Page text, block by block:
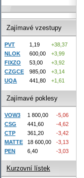
Zajímavé vzestupy
PVT 1,19
+38,37
NLOK
600,00
+3,99
FIXZO
53,00
+3,92
CZGCE
985,00
+3,14
UQA
441,80 +1,61
Zajímavé poklesy
VOW3 1 800,00
-5,06
CSG
441,60
-4,62
CTP
361,20
-3,42
MATTE
18 600,00
-3,13
PEN
6,40 -3,03
Kurzovní lístek